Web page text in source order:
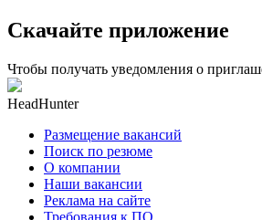
Скачайте приложение
Чтобы получать уведомления о
HeadHunter
Размещение вакансий
Поиск по резюме
О компании
Наши вакансии
Реклама на сайте
Требования к ПО